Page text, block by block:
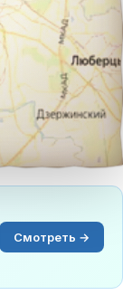
Смотреть →